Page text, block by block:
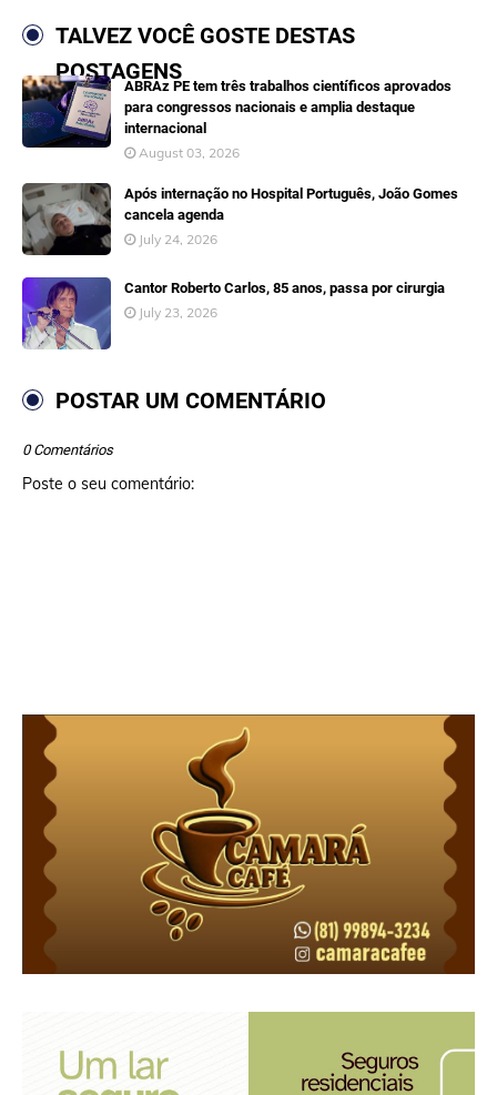
TALVEZ VOCÊ GOSTE DESTAS
POSTAGENS
ABRAz PE tem três trabalhos científicos aprovados
para congressos nacionais e amplia destaque
internacional
August 03, 2026
Após internação no Hospital Português, João Gomes
cancela agenda
July 24, 2026
Cantor Roberto Carlos, 85 anos, passa por cirurgia
July 23, 2026
POSTAR UM COMENTÁRIO
0 Comentários
Poste o seu comentário: